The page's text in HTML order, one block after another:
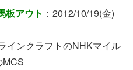
板アウト ：2012/10/19(金)
インクラフトのNHKマイル
MCS